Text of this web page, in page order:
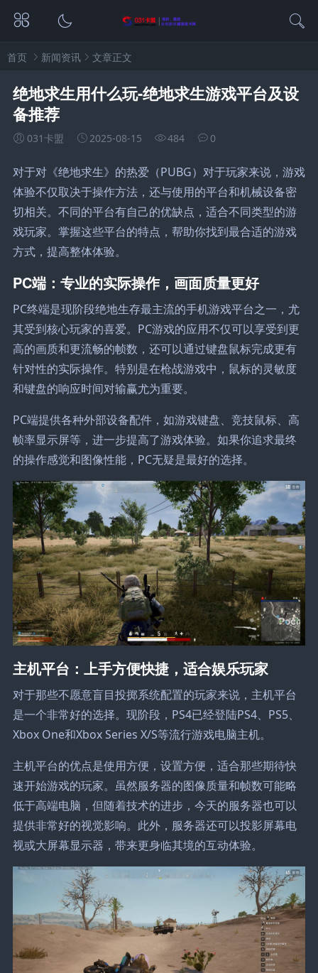
首页 新闻资讯 文章正文
绝地求生用什么玩-绝地求生游戏平台及设
备推荐
031卡盟 2025-08-15 484 0
对于对《绝地求生》的热爱（PUBG）对于玩家来说，游戏
体验不仅取决于操作方法，还与使用的平台和机械设备密
切相关。不同的平台有自己的优缺点，适合不同类型的游
戏玩家。掌握这些平台的特点，帮助你找到最合适的游戏
方式，提高整体体验。
PC端：专业的实际操作，画面质量更好
PC终端是现阶段绝地生存最主流的手机游戏平台之一，尤
其受到核心玩家的喜爱。PC游戏的应用不仅可以享受到更
高的画质和更流畅的帧数，还可以通过键盘鼠标完成更有
针对性的实际操作。特别是在枪战游戏中，鼠标的灵敏度
和键盘的响应时间对输赢尤为重要。
PC端提供各种外部设备配件，如游戏键盘、竞技鼠标、高
帧率显示屏等，进一步提高了游戏体验。如果你追求最终
的操作感觉和图像性能，PC无疑是最好的选择。
主机平台：上手方便快捷，适合娱乐玩家
对于那些不愿意盲目投掷系统配置的玩家来说，主机平台
是一个非常好的选择。现阶段，PS4已经登陆PS4、PS5、
Xbox One和Xbox Series X/S等流行游戏电脑主机。
主机平台的优点是使用方便，设置方便，适合那些期待快
速开始游戏的玩家。虽然服务器的图像质量和帧数可能略
低于高端电脑，但随着技术的进步，今天的服务器也可以
提供非常好的视觉影响。此外，服务器还可以投影屏幕电
视或大屏幕显示器，带来更身临其境的互动体验。